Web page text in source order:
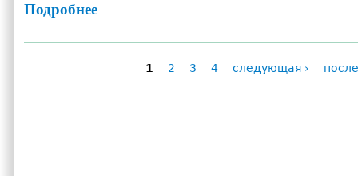
Подробнее
1 2 3 4 следующая ›